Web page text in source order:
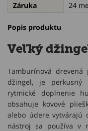
Záruka 24
Popis produktu
Veľký
Tamburínová drevená
džingel, je perkusný
rytmické doplnenie
obsahuje kovové
alebo údere vytvárajú
nástroj sa používa v